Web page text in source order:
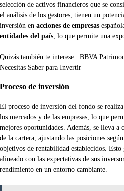
selección de activos financieros que se
el análisis de los gestores, tienen un
inversión en acciones de empresas
entidades del país , lo que permite una
Quizás también te interese: BBVA
Necesitas Saber para Invertir
Proceso de inversión
El proceso de inversión del fondo se
los mercados y de las empresas, lo que
mejores oportunidades. Además, se lleva a
de la cartera, ajustando las posiciones
objetivos de rentabilidad establecidos. Esto
alineado con las expectativas de sus
rendimiento en un entorno cambiante.